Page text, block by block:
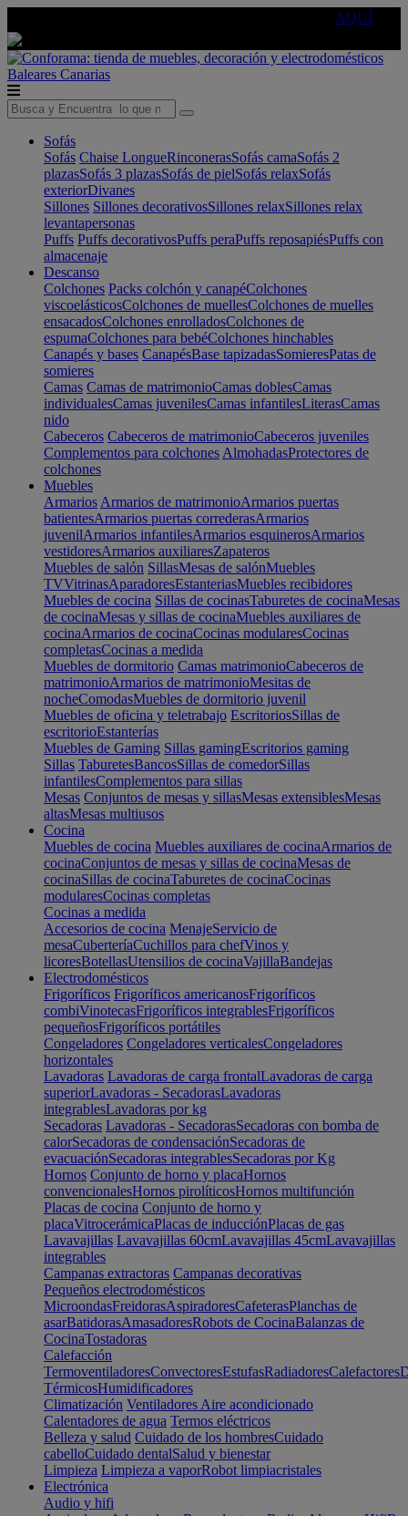
AQUÍ
Baleares Canarias
Sofás
Sofás Chaise LongueRinconerasSofás camaSofás 2
plazasSofás 3 plazasSofás de pielSofás relaxSofás
exteriorDivanes
Sillones Sillones decorativosSillones relaxSillones relax
levantapersonas
Puffs Puffs decorativosPuffs peraPuffs reposapiésPuffs con
almacenaje
Descanso
Colchones Packs colchón y canapéColchones
viscoelásticosColchones de muellesColchones de muelles
ensacadosColchones enrolladosColchones de
espumaColchones para bebéColchones hinchables
Canapés y bases CanapésBase tapizadasSomieresPatas de
somieres
Camas Camas de matrimonioCamas doblesCamas
individualesCamas juvenilesCamas infantilesLiterasCamas
nido
Cabeceros Cabeceros de matrimonioCabeceros juveniles
Complementos para colchones AlmohadasProtectores de
colchones
Muebles
Armarios Armarios de matrimonioArmarios puertas
batientesArmarios puertas correderasArmarios
juvenilArmarios infantilesArmarios esquinerosArmarios
vestidoresArmarios auxiliaresZapateros
Muebles de salón SillasMesas de salónMuebles
TVVitrinasAparadoresEstanteriasMuebles recibidores
Muebles de cocina Sillas de cocinasTaburetes de cocinaMesas
de cocinaMesas y sillas de cocinaMuebles auxiliares de
cocinaArmarios de cocinaCocinas modularesCocinas
completasCocinas a medida
Muebles de dormitorio Camas matrimonioCabeceros de
matrimonioArmarios de matrimonioMesitas de
nocheComodasMuebles de dormitorio juvenil
Muebles de oficina y teletrabajo EscritoriosSillas de
escritorioEstanterías
Muebles de Gaming Sillas gamingEscritorios gaming
Sillas TaburetesBancosSillas de comedorSillas
infantilesComplementos para sillas
Mesas Conjuntos de mesas y sillasMesas extensiblesMesas
altasMesas multiusos
Cocina
Muebles de cocina Muebles auxiliares de cocinaArmarios de
cocinaConjuntos de mesas y sillas de cocinaMesas de
cocinaSillas de cocinaTaburetes de cocinaCocinas
modularesCocinas completas
Cocinas a medida
Accesorios de cocina MenajeServicio de
mesaCuberteríaCuchillos para chefVinos y
licoresBotellasUtensilios de cocinaVajillaBandejas
Electrodomésticos
Frigoríficos Frigoríficos americanosFrigoríficos
combiVinotecasFrigoríficos integrablesFrigoríficos
pequeñosFrigoríficos portátiles
Congeladores Congeladores verticalesCongeladores
horizontales
Lavadoras Lavadoras de carga frontalLavadoras de carga
superiorLavadoras - SecadorasLavadoras
integrablesLavadoras por kg
Secadoras Lavadoras - SecadorasSecadoras con bomba de
calorSecadoras de condensaciónSecadoras de
evacuaciónSecadoras integrablesSecadoras por Kg
Hornos Conjunto de horno y placaHornos
convencionalesHornos pirolíticosHornos multifunción
Placas de cocina Conjunto de horno y
placaVitrocerámicaPlacas de inducciónPlacas de gas
Lavavajillas Lavavajillas 60cmLavavajillas 45cmLavavajillas
integrables
Campanas extractoras Campanas decorativas
Pequeños electrodomésticos
MicroondasFreidorasAspiradoresCafeterasPlanchas de
asarBatidorasAmasadoresRobots de CocinaBalanzas de
CocinaTostadoras
Calefacción
TermoventiladoresConvectoresEstufasRadiadoresCalefactores
TérmicosHumidificadores
Climatización Ventiladores Aire acondicionado
Calentadores de agua Termos eléctricos
Belleza y salud Cuidado de los hombresCuidado
cabelloCuidado dentalSalud y bienestar
Limpieza Limpieza a vaporRobot limpiacristales
Electrónica
Audio y hifi